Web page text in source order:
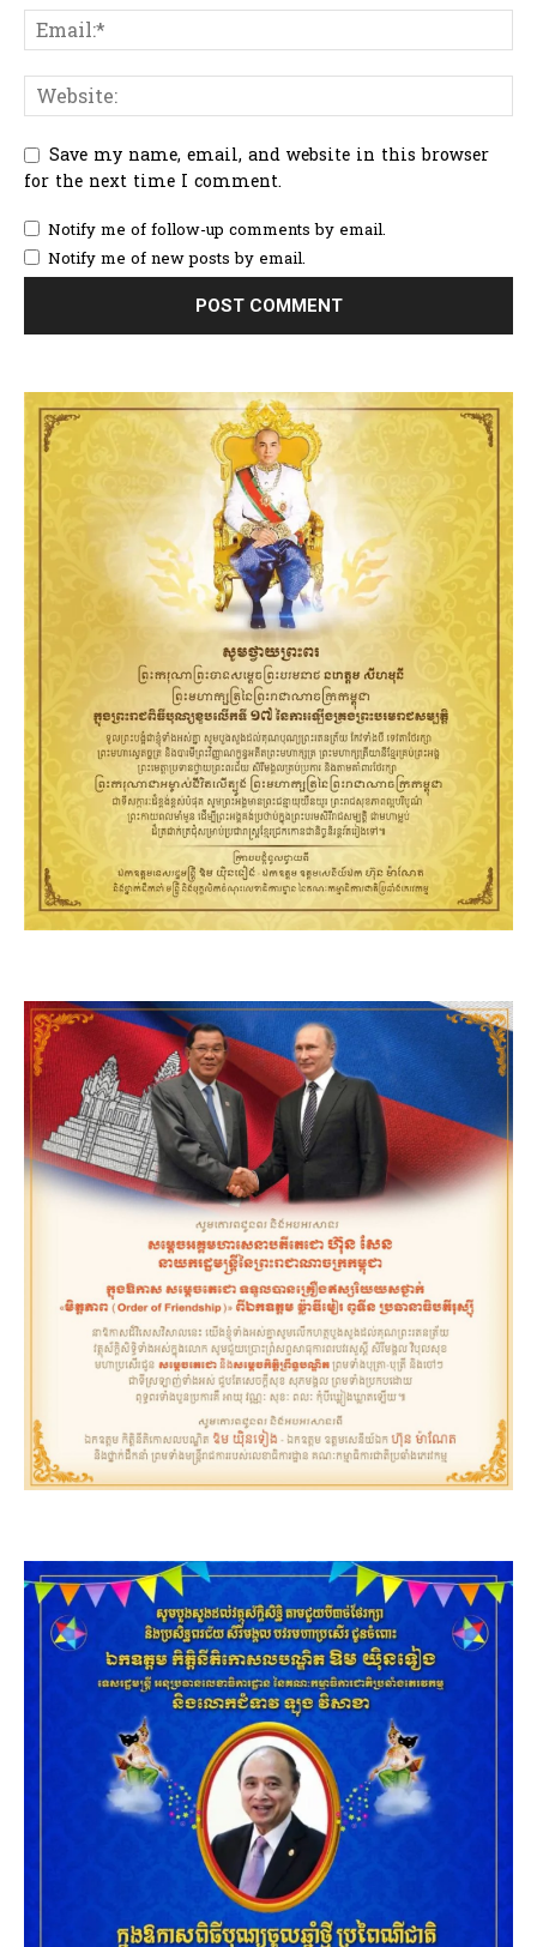
Save my name, email, and website in this browser
for the next time I comment.
Notify me of follow-up comments by email.
Notify me of new posts by email.